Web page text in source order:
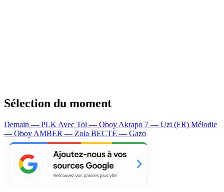
Sélection du moment
Demain — PLK Avec Toi — Oboy Akrapo 7 — Uzi (FR) Mélodie
— Oboy AMBER — Zola BECTE — Gazo